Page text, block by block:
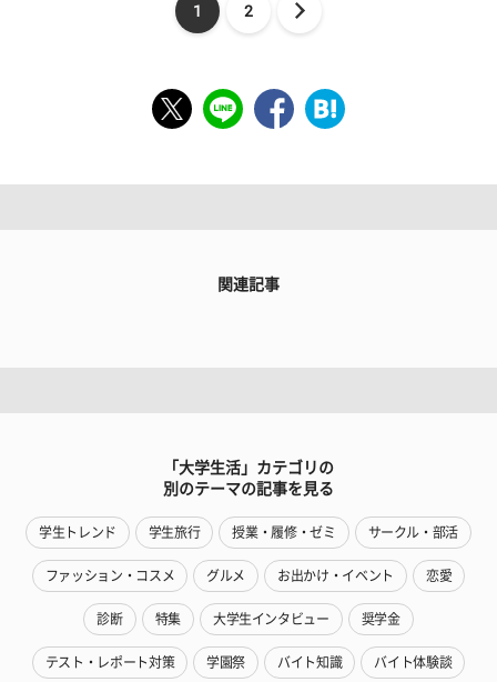
1 2
関連記事
「大学生活」カテゴリの
別のテーマの記事を見る
学生トレンド 学生旅行 授業・履修・ゼミ サークル・部活
ファッション・コスメ グルメ お出かけ・イベント 恋愛
診断 特集 大学生インタビュー 奨学金
テスト・レポート対策 学園祭 バイト知識 バイト体験談